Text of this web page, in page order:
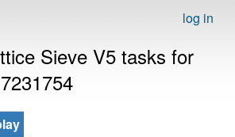
log in
Sieve V5 tasks for